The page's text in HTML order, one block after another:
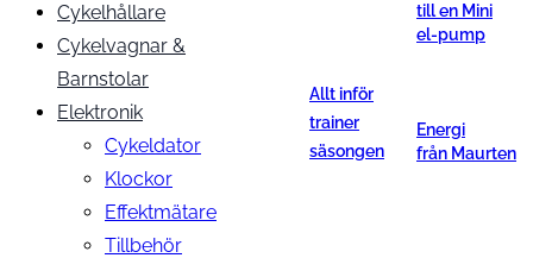
Cykelhållare
Cykelvagnar &
Barnstolar
Elektronik
Cykeldator
Klockor
Effektmätare
Tillbehör
Allt inför
trainer
säsongen
till en Mini
el-pump
Energi
från Maurten